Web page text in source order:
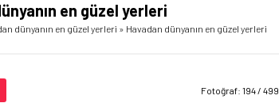
en güzel yerleri
dünyanın en güzel yerleri » Havadan dünyanın en güzel yerleri
Fotoğraf: 194 / 499